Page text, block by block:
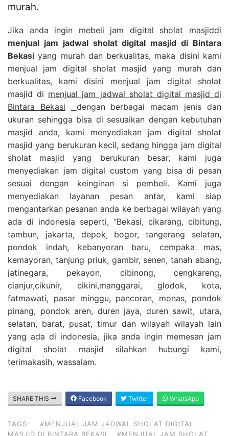
murah.
Jika anda ingin mebeli jam digital sholat masjiddi
menjual jam jadwal sholat digital masjid di Bintara
Bekasi yang murah dan berkualitas, maka disini kami
menjual jam digital sholat masjid yang murah dan
berkualitas, kami disini menjual jam digital sholat
masjid di menjual jam jadwal sholat digital masjid di
Bintara Bekasi
dengan berbagai macam jenis dan
ukuran sehingga bisa di sesuaikan dengan kebutuhan
masjid anda, kami menyediakan jam digital sholat
masjid yang berukuran kecil, sedang hingga jam digital
sholat masjid yang berukuran besar, kami juga
menyediakan jam digital custom yang bisa di pesan
sesuai dengan keinginan si pembeli. Kami juga
menyediakan layanan pesan antar, kami siap
mengantarkan pesanan anda ke berbagai wilayah yang
ada di indonesia seperti, “Bekasi, cikarang, cibitung,
tambun, jakarta, depok, bogor, tangerang selatan,
pondok indah, kebanyoran baru, cempaka mas,
kemayoran, tanjung priuk, gambir, senen, tanah abang,
jatinegara, pekayon, cibinong, cengkareng,
cianjur,cikunir, cikini,manggarai, glodok, kota,
fatmawati, pasar minggu, pancoran, monas, pondok
pinang, pondok aren, duren jaya, duren sawit, utara,
selatan, barat, pusat, timur dan wilayah wilayah lain
yang ada di indonesia, jika anda ingin memesan jam
digital sholat masjid silahkan hubungi kami,
terimakasih, wassalam.
SHARE THIS Facebook Twitter WhatsApp
TAGS:
#MENJUAL JAM JADWAL SHOLAT DIGITAL
MASJID DI BINTARA BEKASI
#MENJUAL JAM SHOLAT